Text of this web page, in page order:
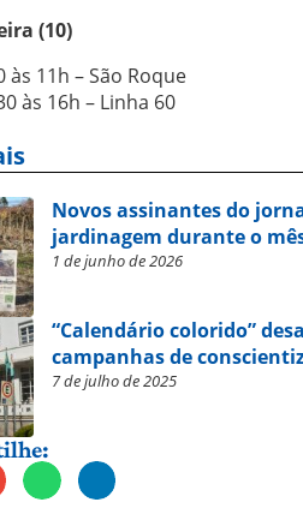
(10)
às 11h – São Roque
às 16h – Linha 60
Novos assinantes do
jardinagem durante o
1 de junho de 2026
“Calendário colorido”
campanhas de
7 de julho de 2025